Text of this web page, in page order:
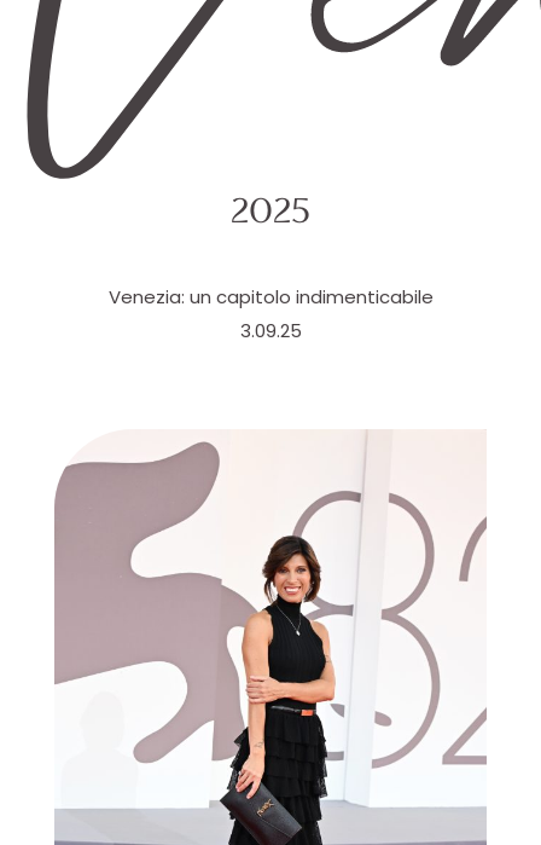
2025
Venezia: un capitolo indimenticabile
3.09.25